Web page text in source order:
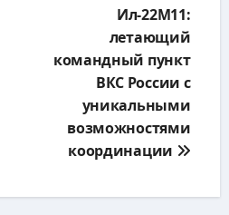
Ил-22М11:
летающий
командный пункт
ВКС России с
уникальными
возможностями
координации